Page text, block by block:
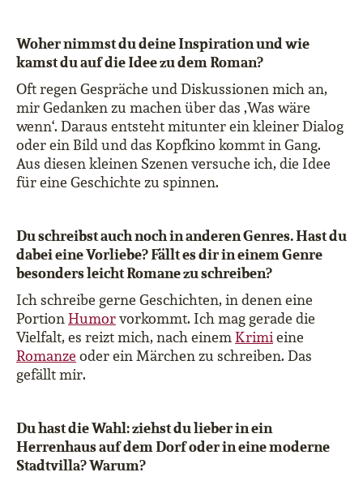
Woher nimmst du deine Inspiration und wie
kamst du auf die Idee zu dem Roman?
Oft regen Gespräche und Diskussionen mich an,
mir Gedanken zu machen über das ‚Was wäre
wenn‘. Daraus entsteht mitunter ein kleiner Dialog
oder ein Bild und das Kopfkino kommt in Gang.
Aus diesen kleinen Szenen versuche ich, die Idee
für eine Geschichte zu spinnen.
Du schreibst auch noch in anderen Genres. Hast du
dabei eine Vorliebe? Fällt es dir in einem Genre
besonders leicht Romane zu schreiben?
Ich schreibe gerne Geschichten, in denen eine
Portion Humorvorkommt. Ich mag gerade die
Vielfalt, es reizt mich, nach einem Krimi eine
Romanze oder ein Märchen zu schreiben. Das
gefällt mir.
Du hast die Wahl: ziehst du lieber in ein
Herrenhaus auf dem Dorf oder in eine moderne
Stadtvilla? Warum?